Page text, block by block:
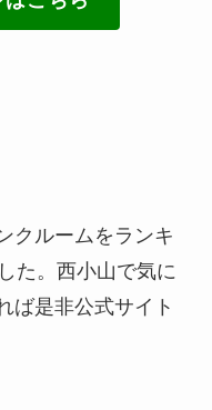
クルームをランキ
た。西小山で気に
ば是非公式サイト